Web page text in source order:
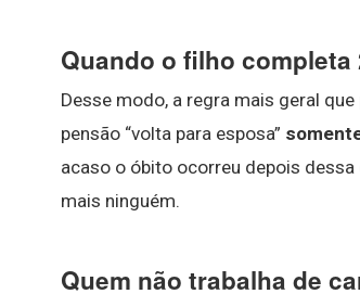
Quando o filho
Desse modo, a regra mais geral
pensão “volta para esposa”
acaso o óbito ocorreu depois
mais ninguém.
Quem não trabalha de